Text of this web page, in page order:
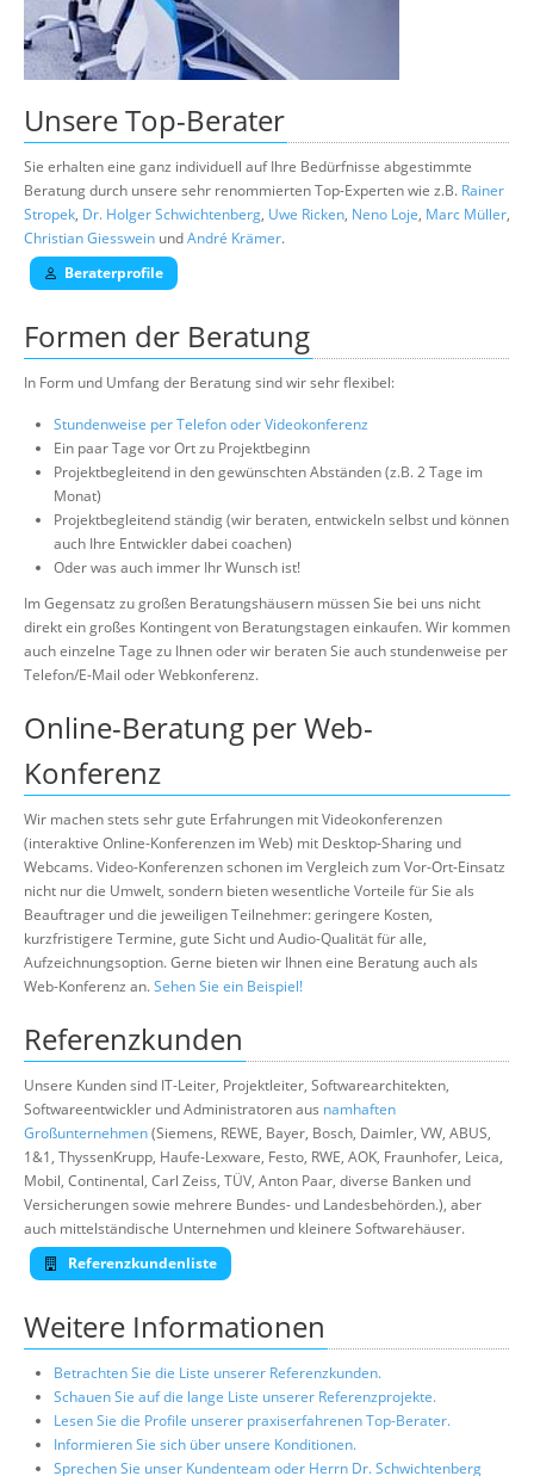
UnsereTop-Berater
Sie erhalten eine ganz individuell auf Ihre Bedürfnisse abgestimmte
Beratung durch unsere sehr renommierten Top-Experten wie z.B. Rainer
Stropek, Dr. Holger Schwichtenberg, Uwe Ricken, Neno Loje, Marc Müller,
Christian Giesswein undAndré Krämer.
Beraterprofile
Formen der Beratung
In Form und Umfang der Beratung sind wir sehr flexibel:
Stundenweise per Telefon oder Videokonferenz
Ein paar Tage vor Ort zu Projektbeginn
Projektbegleitend in den gewünschten Abständen (z.B. 2 Tage im
Monat)
Projektbegleitend ständig (wir beraten, entwickeln selbst und können
auch Ihre Entwickler dabei coachen)
Oder was auch immer Ihr Wunsch ist!
Im Gegensatz zu großen Beratungshäusern müssen Sie bei uns nicht
direkt ein großes Kontingent von Beratungstagen einkaufen. Wir kommen
auch einzelne Tage zu Ihnen oder wir beraten Sie auch stundenweise per
Telefon/E-Mail oder Webkonferenz.
Online-Beratung per Web-
Konferenz
Wir machen stets sehr gute Erfahrungen mit Videokonferenzen
(interaktive Online-Konferenzen im Web) mit Desktop-Sharing und
Webcams. Video-Konferenzen schonen im Vergleich zum Vor-Ort-Einsatz
nicht nur die Umwelt, sondern bieten wesentliche Vorteile für Sie als
Beauftrager und die jeweiligen Teilnehmer: geringere Kosten,
kurzfristigere Termine, gute Sicht und Audio-Qualität für alle,
Aufzeichnungsoption. Gerne bieten wir Ihnen eine Beratung auch als
Web-Konferenz an.Sehen Sie ein Beispiel!
Referenzkunden
Unsere Kunden sind IT-Leiter, Projektleiter, Softwarearchitekten,
Softwareentwickler und Administratoren aus namhaften
Großunternehmen(Siemens, REWE, Bayer, Bosch, Daimler, VW, ABUS,
1&1, ThyssenKrupp, Haufe-Lexware, Festo, RWE, AOK, Fraunhofer, Leica,
Mobil, Continental, Carl Zeiss, TÜV, Anton Paar, diverse Banken und
Versicherungen sowie mehrere Bundes- und Landesbehörden.), aber
auch mittelständische Unternehmen und kleinere Softwarehäuser.
Referenzkundenliste
Weitere Informationen
Betrachten Sie die Liste unserer Referenzkunden.
Schauen Sie auf die lange Liste unserer Referenzprojekte.
Lesen Sie die Profile unserer praxiserfahrenen Top-Berater.
Informieren Sie sich über unsere Konditionen.
Sprechen Sie unser Kundenteam oder Herrn Dr. Schwichtenberg